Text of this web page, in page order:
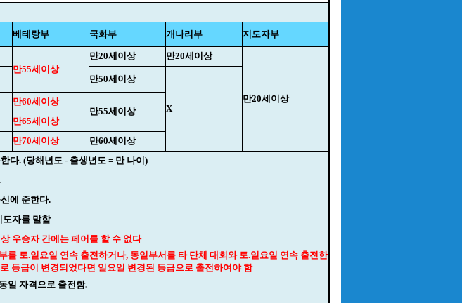
베테랑부 국화부 개나리부 지도자부
만55세이상
만20세이상 만20세이상
만20세이상
만50세이상
X
만60세이상
만55세이상
만65세이상
만70세이상 만60세이상
다. (당해년도 - 출생년도 = 만 나이)
에 준한다.
도자를 말함
우승자 간에는 페어를 할 수 없다
를 토.일요일 연속 출전하거나, 동일부서를 타 단체 대회와 토.일요일 연속 출전한
등급이 변경되었다면 일요일 변경된 등급으로 출전하여야 함
일 자격으로 출전함.